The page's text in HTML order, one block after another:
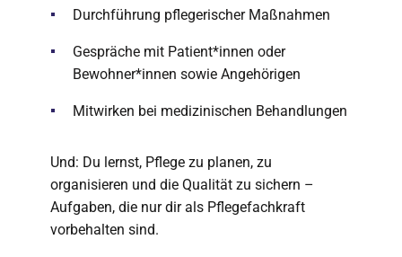
Durchführung pflegerischer Maßnahmen
Gespräche mit Patient*innen oder
Bewohner*innen sowie Angehörigen
Mitwirken bei medizinischen Behandlungen
Und: Du lernst, Pflege zu planen, zu
organisieren und die Qualität zu sichern –
Aufgaben, die nur dir als Pflegefachkraft
vorbehalten sind.